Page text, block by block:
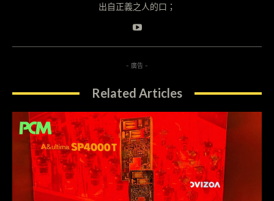
出自正義之人的口；
- 廣告 -
Related Articles